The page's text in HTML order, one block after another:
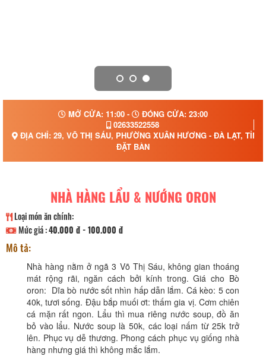
MỞ CỬA: 11:00 -
ĐÓNG CỬA: 23:00
02633522558
ĐỊA CHỈ: 29, VÕ THỊ SÁU, PHƯỜNG XUÂN HƯƠNG - ĐÀ LẠT,
ĐẶT BÀN
NHÀ HÀNG LẨU & NƯỚNG ORON
Loại món ăn chính:
Mức giá :40.000 đ - 100.000 đ
Mô tả:
Nhà hàng nằm ở ngã 3 Võ Thị Sáu, không gian thoáng
mát rộng rãi, ngăn cách bởi kính trong. Giá cho Bò
oron: Dĩa bò nước sốt nhìn hấp dẫn lắm. Cá kèo: 5 con
40k, tươi sống. Đậu bắp muối ơt: thấm gia vị. Cơm chiên
cá mặn rất ngon. Lẩu thì mua riêng nước soup, đồ ăn
bỏ vào lẩu. Nước soup là 50k, các loại nấm từ 25k trở
lên. Phục vụ dễ thương. Phong cách phục vụ giống nhà
hàng nhưng giá thì không mắc lắm.